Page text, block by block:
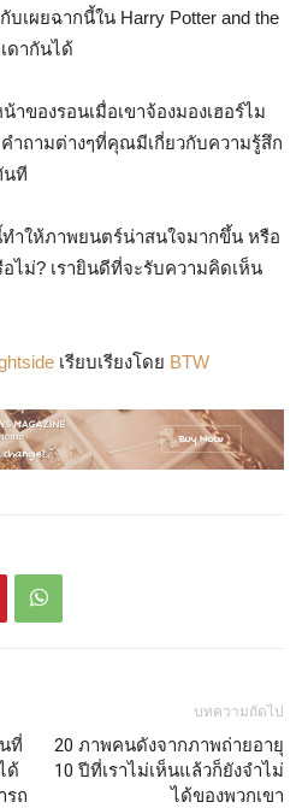
เผยฉากนี้ใน Harry Potter and the
ดากันได้
าของรอนเมื่อเขาจ้องมองเฮอร์ไม
ำถามต่างๆที่คุณมีเกี่ยวกับความรู้สึก
นที
ำให้ภาพยนตร์น่าสนใจมากขึ้น หรือ
ไม่? เรายินดีที่จะรับความคิดเห็น
เรียบเรียงโดย BTW
ที่
ด้
รถ
บทความถัดไป
20 ภาพคนดังจากภาพถ่ายอายุ
10 ปีที่เราไม่เห็นแล้วก็ยังจำไม่
ได้ของพวกเขา